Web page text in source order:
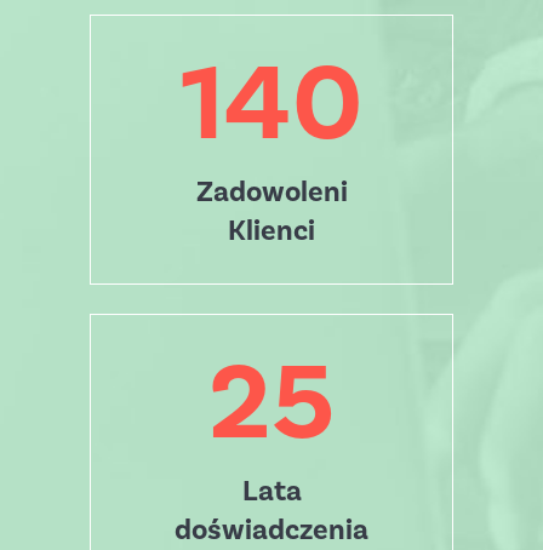
140
Zadowoleni
Klienci
25
Lata
doświadczenia